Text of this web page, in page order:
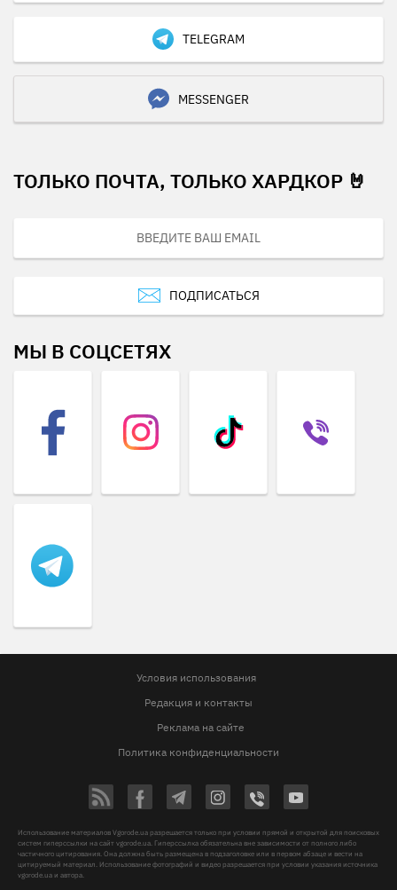
TELEGRAM
MESSENGER
ТОЛЬКО ПОЧТА, ТОЛЬКО ХАРДКОР 🤘
ПОДПИСАТЬСЯ
МЫ В СОЦСЕТЯХ
Условия использования
Редакция и контакты
Реклама на сайте
Политика конфиденциальности
Использование материалов Vgorode.ua разрешается только при условии прямой и открытой для поисковых
систем гиперссылки на сайт vgorode.ua. Гиперссылка обязательна вне зависимости от полного либо
частичного цитирования. Она должна быть размещена в подзаголовке или в первом абзаце и вести на
цитируемый материал. Использование фотографий и видео разрешается при условии указания источника
vgorode.ua и автора.